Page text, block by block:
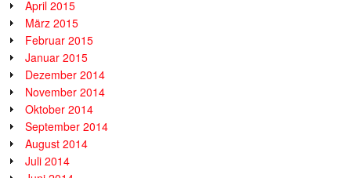
April 2015
März 2015
Februar 2015
Januar 2015
Dezember 2014
November 2014
Oktober 2014
September 2014
August 2014
Juli 2014